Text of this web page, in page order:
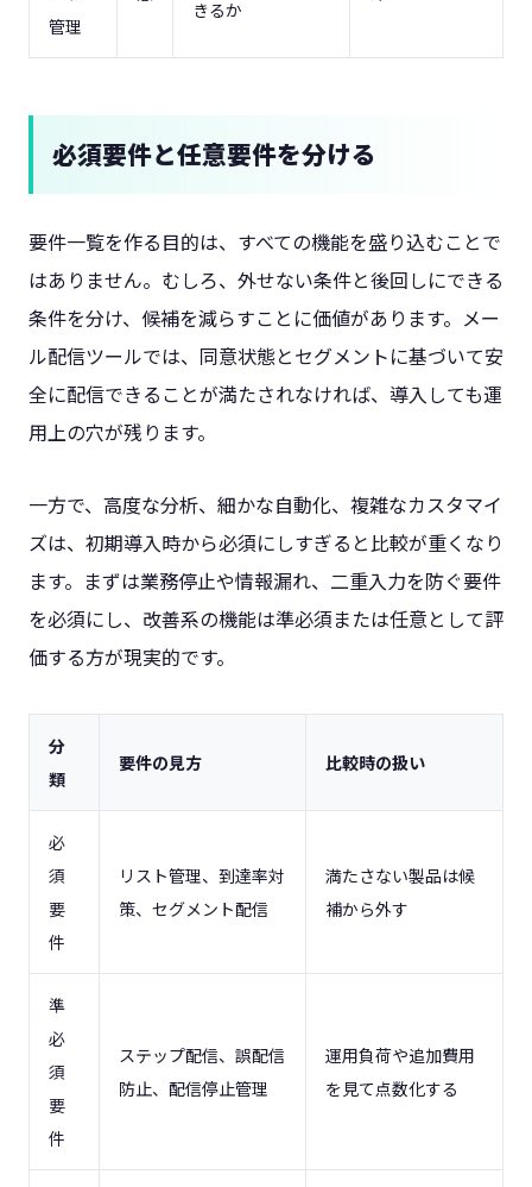
管理
きるか
必須要件と任意要件を分ける
要件一覧を作る目的は、すべての機能を盛り込むことで
はありません。むしろ、外せない条件と後回しにできる
条件を分け、候補を減らすことに価値があります。メー
ル配信ツールでは、同意状態とセグメントに基づいて安
全に配信できることが満たされなければ、導入しても運
用上の穴が残ります。
一方で、高度な分析、細かな自動化、複雑なカスタマイ
ズは、初期導入時から必須にしすぎると比較が重くなり
ます。まずは業務停止や情報漏れ、二重入力を防ぐ要件
を必須にし、改善系の機能は準必須または任意として評
価する方が現実的です。
分
類
要件の見方 比較時の扱い
必
須
要
件
リスト管理、到達率対
策、セグメント配信
満たさない製品は候
補から外す
準
必
須
要
件
ステップ配信、誤配信
防止、配信停止管理
運用負荷や追加費用
を見て点数化する